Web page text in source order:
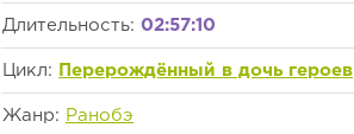
Длительность: 02:57:10
Цикл: Перерождённый в дочь героев
Жанр: Ранобэ